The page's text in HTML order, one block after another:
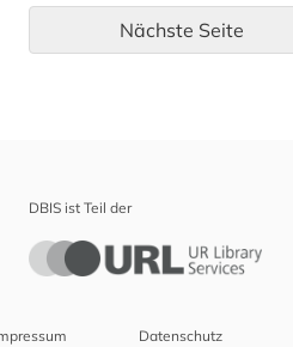
Nächste Seite
DBIS ist Teil der
Datenschutz